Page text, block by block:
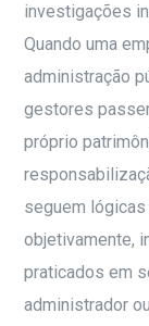
investigações
Quando uma
administração
gestores
próprio
seguem
objetivamente,
praticados em
administrador